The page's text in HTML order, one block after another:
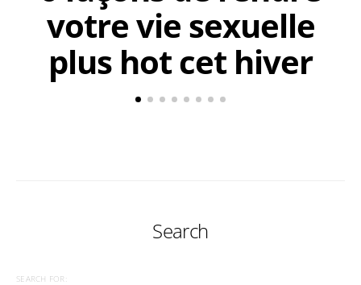
votre vie sexuelle
plus hot cet hiver
Search
SEARCH FOR: